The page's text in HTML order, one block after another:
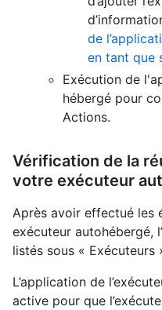
de
en tant que
Exécution de
hébergé pour
Actions.
Vérification de la
votre exécuteur
Après avoir effectué les
exécuteur autohébergé,
listés sous « Exécuteurs
L’application de
active pour que